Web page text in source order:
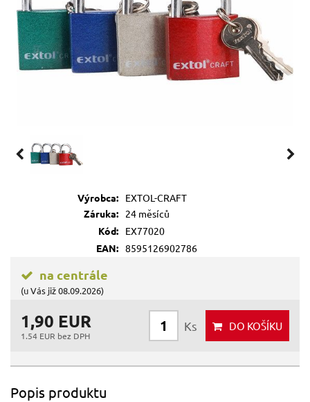
Výrobca:
EXTOL-CRAFT
Záruka:
24 měsíců
Kód:
EX77020
EAN: 8595126902786
na centrále
(u Vás již 08.09.2026)
1,90 EUR
1.54 EUR bez DPH
Ks DO KOŠÍKU
Popis produktu